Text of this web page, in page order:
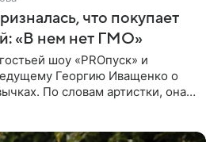
что покупает
«В нем нет ГМО»
шоу «PROпуск» и
Георгию Иващенко о
По словам артистки, она